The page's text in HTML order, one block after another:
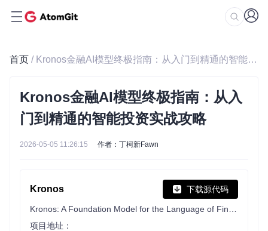
首页 / Kronos金融AI模型终极指南：从入门到精通的智能投资实战攻略
Kronos金融AI模型终极指南：从入
门到精通的智能投资实战攻略
2026-05-05 11:26:15 作者：丁柯新Fawn
Kronos 下载源代码
项目地址：